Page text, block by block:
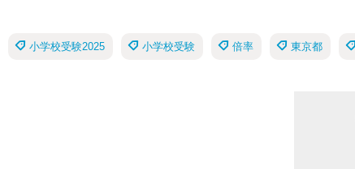
小学校受験2025 小学校受験 倍率 東京都